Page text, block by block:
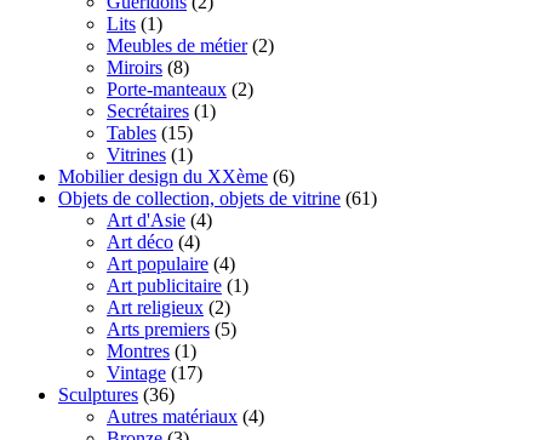
Lits (1)
Meubles de métier (2)
Miroirs (8)
Porte-manteaux (2)
Secrétaires (1)
Tables (15)
Vitrines (1)
Mobilier design du XXème (6)
Objets de collection, objets de vitrine (61)
Art d'Asie (4)
Art déco (4)
Art populaire (4)
Art publicitaire (1)
Art religieux (2)
Arts premiers (5)
Montres (1)
Vintage (17)
Sculptures (36)
Autres matériaux (4)